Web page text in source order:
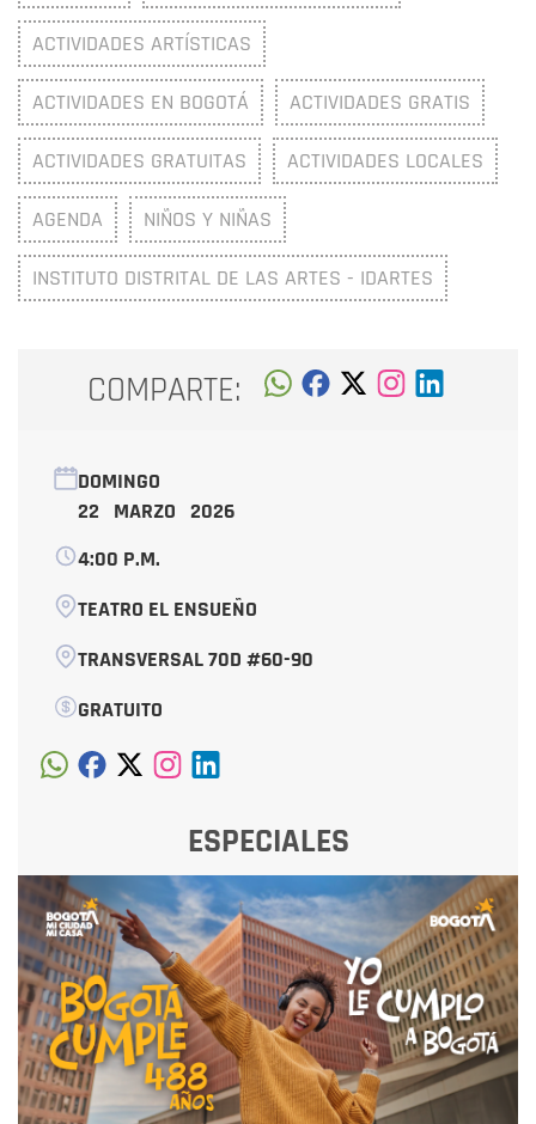
ACTIVIDADES ARTÍSTICAS
ACTIVIDADES EN BOGOTÁ ACTIVIDADES GRATIS
ACTIVIDADES GRATUITAS ACTIVIDADES LOCALES
AGENDA NIÑOS Y NIÑAS
INSTITUTO DISTRITAL DE LAS ARTES - IDARTES
COMPARTE:
DOMINGO
22 MARZO 2026
4:00 P.M.
TEATRO EL ENSUEÑO
TRANSVERSAL 70D #60-90
GRATUITO
ESPECIALES